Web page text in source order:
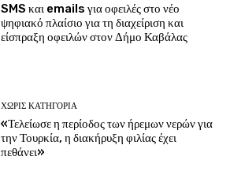
SMS και emails για οφειλές στο νέο
ψηφιακό πλαίσιο για τη διαχείριση και
είσπραξη οφειλών στον Δήμο Καβάλας
ΧΩΡΊΣ ΚΑΤΗΓΟΡΊΑ
«Τελείωσε η περίοδος των ήρεμων νερών για
την Τουρκία, η διακήρυξη φιλίας έχει
πεθάνει»